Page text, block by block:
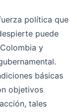
política que
puede
y
básicas
objetivos
tales